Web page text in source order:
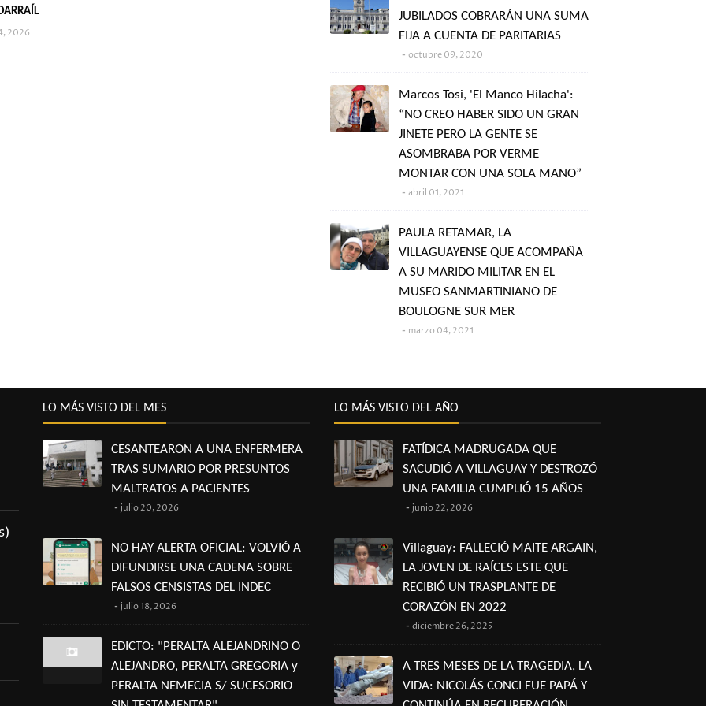
2026
JUBILADOS COBRARÁN UNA SUMA
FIJA A CUENTA DE PARITARIAS
octubre 09, 2020
Marcos Tosi, 'El Manco Hilacha':
“NO CREO HABER SIDO UN GRAN
JINETE PERO LA GENTE SE
ASOMBRABA POR VERME
MONTAR CON UNA SOLA MANO”
abril 01, 2021
PAULA RETAMAR, LA
VILLAGUAYENSE QUE ACOMPAÑA
A SU MARIDO MILITAR EN EL
MUSEO SANMARTINIANO DE
BOULOGNE SUR MER
marzo 04, 2021
LO MÁS VISTO DEL MES
CESANTEARON A UNA ENFERMERA
TRAS SUMARIO POR PRESUNTOS
MALTRATOS A PACIENTES
julio 20, 2026
NO HAY ALERTA OFICIAL: VOLVIÓ A
DIFUNDIRSE UNA CADENA SOBRE
FALSOS CENSISTAS DEL INDEC
julio 18, 2026
EDICTO: "PERALTA ALEJANDRINO O
ALEJANDRO, PERALTA GREGORIA y
PERALTA NEMECIA S/ SUCESORIO
LO MÁS VISTO DEL AÑO
FATÍDICA MADRUGADA QUE
SACUDIÓ A VILLAGUAY Y DESTROZÓ
UNA FAMILIA CUMPLIÓ 15 AÑOS
junio 22, 2026
Villaguay: FALLECIÓ MAITE ARGAIN,
LA JOVEN DE RAÍCES ESTE QUE
RECIBIÓ UN TRASPLANTE DE
CORAZÓN EN 2022
diciembre 26, 2025
A TRES MESES DE LA TRAGEDIA, LA
VIDA: NICOLÁS CONCI FUE PAPÁ Y